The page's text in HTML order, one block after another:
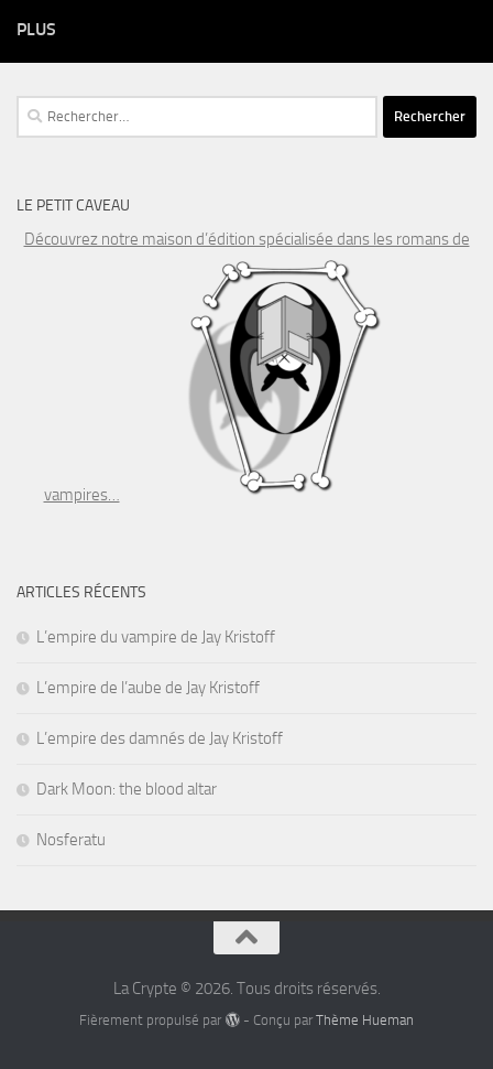
PLUS
Rechercher :
LE PETIT CAVEAU
Découvrez notre maison d’édition spécialisée dans les romans de
vampires…
ARTICLES RÉCENTS
L’empire du vampire de Jay Kristoff
L’empire de l’aube de Jay Kristoff
L’empire des damnés de Jay Kristoff
Dark Moon: the blood altar
Nosferatu
La Crypte © 2026. Tous droits réservés.
Fièrement propulsé par - Conçu par Thème Hueman